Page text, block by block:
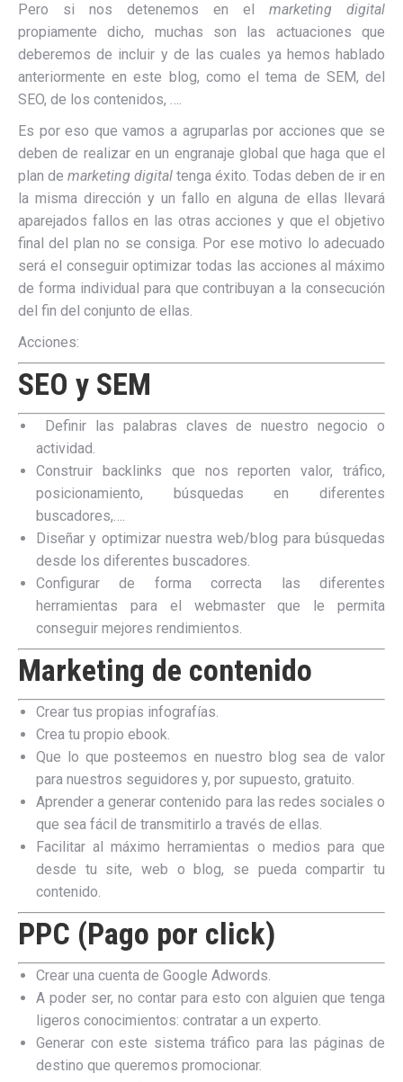
Pero si nos detenemos en el marketing digital
propiamente dicho, muchas son las actuaciones que
deberemos de incluir y de las cuales ya hemos hablado
anteriormente en este blog, como el tema de SEM, del
SEO, de los contenidos, ….
Es por eso que vamos a agruparlas por acciones que se
deben de realizar en un engranaje global que haga que el
plan de marketing digital tenga éxito. Todas deben de ir en
la misma dirección y un fallo en alguna de ellas llevará
aparejados fallos en las otras acciones y que el objetivo
final del plan no se consiga. Por ese motivo lo adecuado
será el conseguir optimizar todas las acciones al máximo
de forma individual para que contribuyan a la consecución
del fin del conjunto de ellas.
Acciones:
SEO y SEM
Definir las palabras claves de nuestro negocio o
actividad.
Construir backlinks que nos reporten valor, tráfico,
posicionamiento, búsquedas en diferentes
buscadores,….
Diseñar y optimizar nuestra web/blog para búsquedas
desde los diferentes buscadores.
Configurar de forma correcta las diferentes
herramientas para el webmaster que le permita
conseguir mejores rendimientos.
Marketing de contenido
Crear tus propias infografías.
Crea tu propio ebook.
Que lo que posteemos en nuestro blog sea de valor
para nuestros seguidores y, por supuesto, gratuito.
Aprender a generar contenido para las redes sociales o
que sea fácil de transmitirlo a través de ellas.
Facilitar al máximo herramientas o medios para que
desde tu site, web o blog, se pueda compartir tu
contenido.
PPC (Pago por click)
Crear una cuenta de Google Adwords.
A poder ser, no contar para esto con alguien que tenga
ligeros conocimientos: contratar a un experto.
Generar con este sistema tráfico para las páginas de
destino que queremos promocionar.